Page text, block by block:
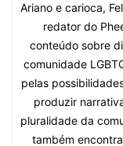
Ariano e carioca,
redator do
conteúdo sobre
comunidade
pelas
produzir
pluralidade da
também